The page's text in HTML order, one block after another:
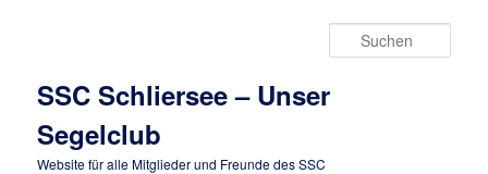
SSC Schliersee – Unser
Segelclub
Website für alle Mitglieder und Freunde des SSC